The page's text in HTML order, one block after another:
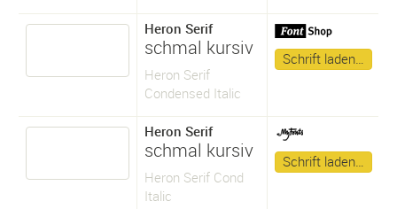
Heron Serif
schmal kursiv
Heron Serif
Condensed Italic
Schrift laden…
Heron Serif
schmal kursiv
Heron Serif Cond
Italic
Schrift laden…